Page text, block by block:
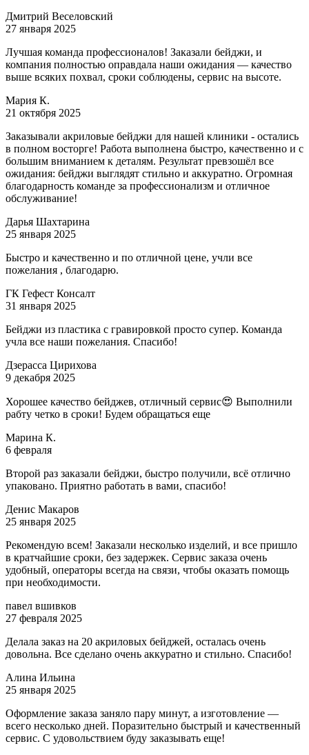
Дмитрий Веселовский
27 января 2025
Лучшая команда профессионалов! Заказали бейджи, и
компания полностью оправдала наши ожидания — качество
выше всяких похвал, сроки соблюдены, сервис на высоте.
Мария К.
21 октября 2025
Заказывали акриловые бейджи для нашей клиники - остались
в полном восторге! Работа выполнена быстро, качественно и с
большим вниманием к деталям. Результат превзошёл все
ожидания: бейджи выглядят стильно и аккуратно. Огромная
благодарность команде за профессионализм и отличное
обслуживание!
Дарья Шахтарина
25 января 2025
Быстро и качественно и по отличной цене, учли все
пожелания , благодарю.
ГК Гефест Консалт
31 января 2025
Бейджи из пластика с гравировкой просто супер. Команда
учла все наши пожелания. Спасибо!
Дзерасса Цирихова
9 декабря 2025
Хорошее качество бейджев, отличный сервис😍 Выполнили
рабту четко в сроки! Будем обращаться еще
Марина К.
6 февраля
Второй раз заказали бейджи, быстро получили, всё отлично
упаковано. Приятно работать в вами, спасибо!
Денис Макаров
25 января 2025
Рекомендую всем! Заказали несколько изделий, и все пришло
в кратчайшие сроки, без задержек. Сервис заказа очень
удобный, операторы всегда на связи, чтобы оказать помощь
при необходимости.
павел вшивков
27 февраля 2025
Делала заказ на 20 акриловых бейджей, осталась очень
довольна. Все сделано очень аккуратно и стильно. Спасибо!
Алина Ильина
25 января 2025
Оформление заказа заняло пару минут, а изготовление —
всего несколько дней. Поразительно быстрый и качественный
сервис. С удовольствием буду заказывать еще!